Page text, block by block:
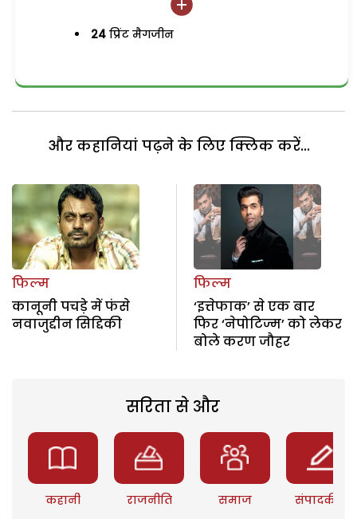
24 प्रिंट मैगजीन
और कहानियां पढ़ने के लिए क्लिक करें...
फिल्म
कानूनी पचड़े में फंसे
नवाजुद्दीन सिद्दिकी
फिल्म
‘इत्तेफाक’ से एक बार
फिर ‘नेपोटिज्म’ को लेकर
बोले करण जौहर
सरिता से और
कहानी राजनीति समाज संपादकीय